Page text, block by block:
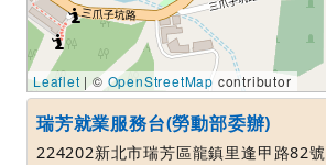
Leaflet | © OpenStreetMap contributor
瑞芳就業服務台(勞動部委辦)
224202新北市瑞芳區龍鎮里逢甲路82號